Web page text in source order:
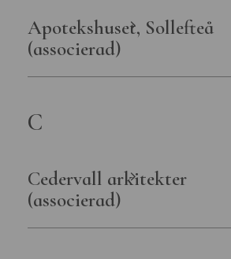
Östergötlands museum
Apotekshuset, Sollefteå
(associerad)
C
Cedervall arkitekter
(associerad)